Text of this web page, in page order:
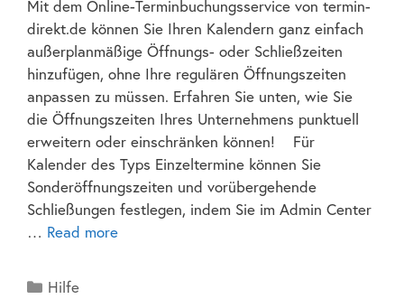
Mit dem Online-Terminbuchungsservice von termin-
direkt.de können Sie Ihren Kalendern ganz einfach
außerplanmäßige Öffnungs- oder Schließzeiten
hinzufügen, ohne Ihre regulären Öffnungszeiten
anpassen zu müssen. Erfahren Sie unten, wie Sie
die Öffnungszeiten Ihres Unternehmens punktuell
erweitern oder einschränken können! Für
Kalender des Typs Einzeltermine können Sie
Sonderöffnungszeiten und vorübergehende
Schließungen festlegen, indem Sie im Admin Center
… Read more
Hilfe